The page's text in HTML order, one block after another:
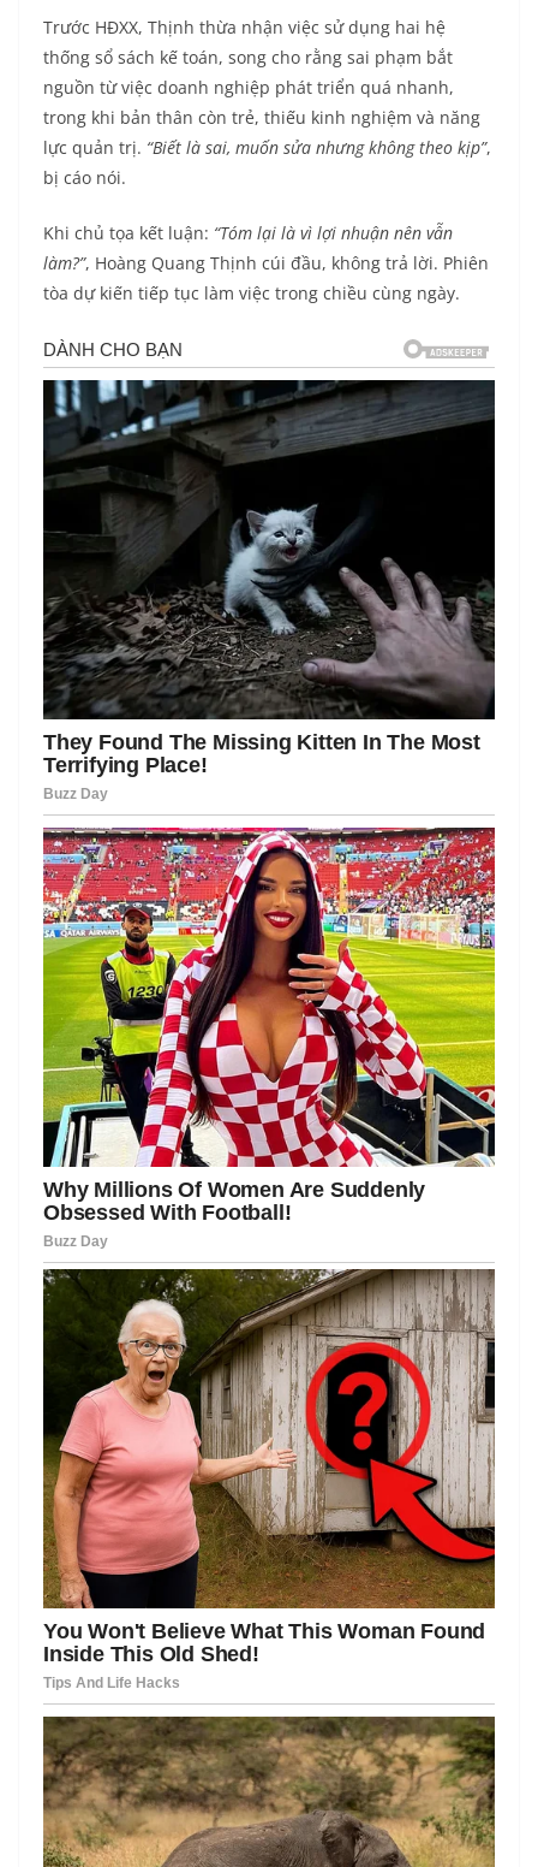
Trước HĐXX, Thịnh thừa nhận việc sử dụng hai hệ
thống sổ sách kế toán, song cho rằng sai phạm bắt
nguồn từ việc doanh nghiệp phát triển quá nhanh,
trong khi bản thân còn trẻ, thiếu kinh nghiệm và năng
lực quản trị. “Biết là sai, muốn sửa nhưng không theo kịp”,
bị cáo nói.
Khi chủ tọa kết luận: “Tóm lại là vì lợi nhuận nên vẫn
làm?”, Hoàng Quang Thịnh cúi đầu, không trả lời. Phiên
tòa dự kiến tiếp tục làm việc trong chiều cùng ngày.